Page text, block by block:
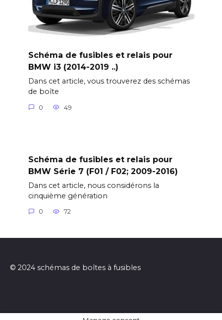
Schéma de fusibles et relais pour
BMW i3 (2014-2019 ..)
Dans cet article, vous trouverez des schémas
de boîte
0 49
Schéma de fusibles et relais pour
BMW Série 7 (F01 / F02; 2009-2016)
Dans cet article, nous considérons la
cinquième génération
0 72
© 2024 schémas de boîtes à fusibles